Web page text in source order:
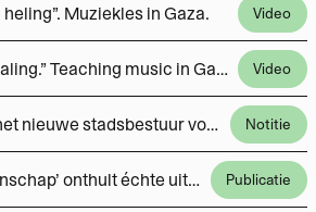
heling”. Muziekles in Gaza. Video
“It’s about healing.” Teaching music in Gaza. Video
Wat belooft het nieuwe stadsbestuur voor Overvecht? Notitie
‘Burgerwetenschap’ onthult échte uitstoot Tata Steel Publicatie